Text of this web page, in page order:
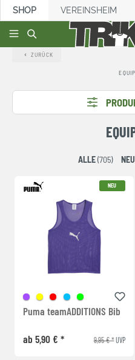
springen
SHOP VEREINSHEIM
ZURÜCK
ALLE(705) NEU
NEU
Puma teamADDITIONS Bib
ab 5,90 € * 9,95 € *UVP